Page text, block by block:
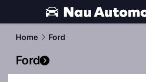
automobile.NAU.ch
Home Ford
Ford